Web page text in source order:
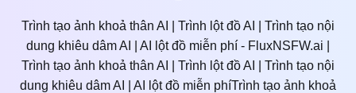
Trình tạo ảnh khoả thân AI | Trình lột đồ AI | Trình tạo nội
dung khiêu dâm AI | AI lột đồ miễn phí - FluxNSFW.ai |
Trình tạo ảnh khoả thân AI | Trình lột đồ AI | Trình tạo nội
dung khiêu dâm AI | AI lột đồ miễn phíTrình tạo ảnh khoả